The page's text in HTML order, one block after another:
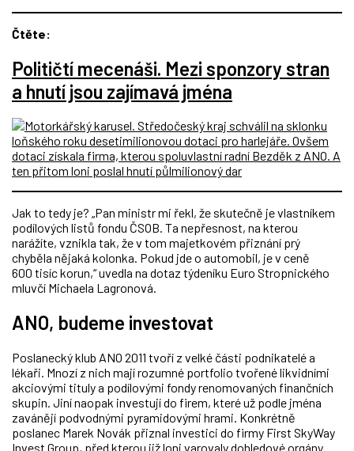
Čtěte:
Političtí mecenáši. Mezi sponzory stran
a hnutí jsou zajímavá jména
Jak to tedy je? „Pan ministr mi řekl, že skutečně je vlastníkem
podílových listů fondu ČSOB. Ta nepřesnost, na kterou
narážíte, vznikla tak, že v tom majetkovém přiznání prý
chyběla nějaká kolonka. Pokud jde o automobil, je v ceně
600 tisíc korun,“ uvedla na dotaz týdeníku Euro Stropnického
mluvčí Michaela Lagronová.
ANO, budeme investovat
Poslanecký klub ANO 2011 tvoří z velké části podnikatelé a
lékaři. Mnozí z nich mají rozumné portfolio tvořené likvidními
akciovými tituly a podílovými fondy renomovaných finančních
skupin. Jiní naopak investují do firem, které už podle jména
zavánějí podvodnými pyramidovými hrami. Konkrétně
poslanec Marek Novák přiznal investici do firmy First SkyWay
Invest Group, před kterou již loni varovaly dohledové orgány